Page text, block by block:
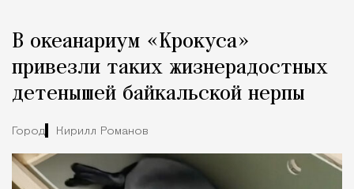
Город
В океанариум «Крокуса»
привезли таких жизнерадостных
детенышей байкальской нерпы
Город Кирилл Романов